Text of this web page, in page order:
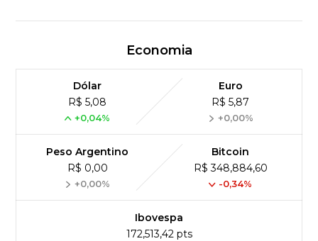
Economia
Dólar
R$ 5,08
+0,04%
Euro
R$ 5,87
+0,00%
Peso Argentino
R$ 0,00
+0,00%
Bitcoin
R$ 348,884,60
-0,34%
Ibovespa
172,513,42 pts